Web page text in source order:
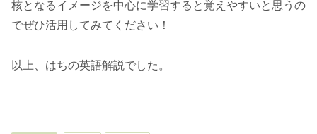
核となるイメージを中心に学習すると覚えやすいと思うの
でぜひ活用してみてください！
以上、はちの英語解説でした。